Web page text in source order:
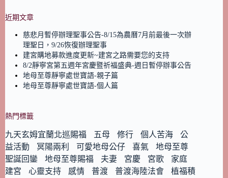
近期文章
慈悲月暫停辦理聖事公告-8/15為農曆7月前最後一次辦
理聖日，9/26恢復辦理聖事
建宮購地募款進度更新~建宮之路需要您的支持
8/2靜寧宮第五週年宮慶暨祈福盛典-週日暫停辦事公告
地母至尊靜寧處世寶語-親子篇
地母至尊靜寧處世寶語-個人篇
熱門標籤
九天玄姆宜蘭北巡賜福 五母 修行 個人苦海
公
益活動
冥陽兩利 可愛地母公仔 喜氣
地母至尊
聖誕回鑾
地母至尊賜福 夫妻 宮慶 宮歌
家庭
建宮
心靈支持 感情 普渡 普渡海陸法會
植福積